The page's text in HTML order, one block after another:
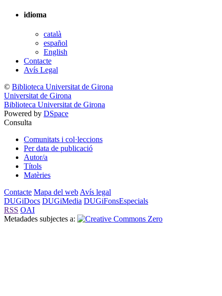
idioma
català
español
English
Contacte
Avís Legal
© Biblioteca Universitat de Girona
Universitat de Girona
Biblioteca Universitat de Girona
Powered by DSpace
Consulta
Comunitats i col·leccions
Per data de publicació
Autor/a
Títols
Matèries
Contacte Mapa del web Avís legal
DUGiDocs DUGiMedia DUGiFonsEspecials
RSS OAI
Metadades subjectes a: